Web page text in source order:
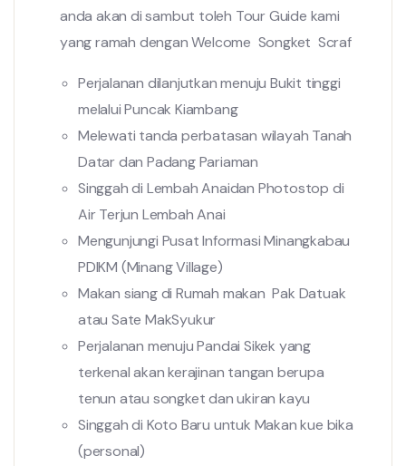
anda akan di sambut toleh Tour Guide kami
yang ramah dengan Welcome Songket Scraf
Perjalanan dilanjutkan menuju Bukit tinggi
melalui Puncak Kiambang
Melewati tanda perbatasan wilayah Tanah
Datardan Padang Pariaman
Singgah di Lembah Anaidan Photostop di
Air Terjun Lembah Anai
Mengunjungi Pusat Informasi Minangkabau
PDIKM (Minang Village)
Makan siang di Rumah makan Pak Datuak
atau Sate MakSyukur
Perjalanan menuju Pandai Sikek yang
terkenal akan kerajinan tangan berupa
tenun atau songket dan ukiran kayu
Singgah di Koto Baru untuk Makan kue bika
(personal)